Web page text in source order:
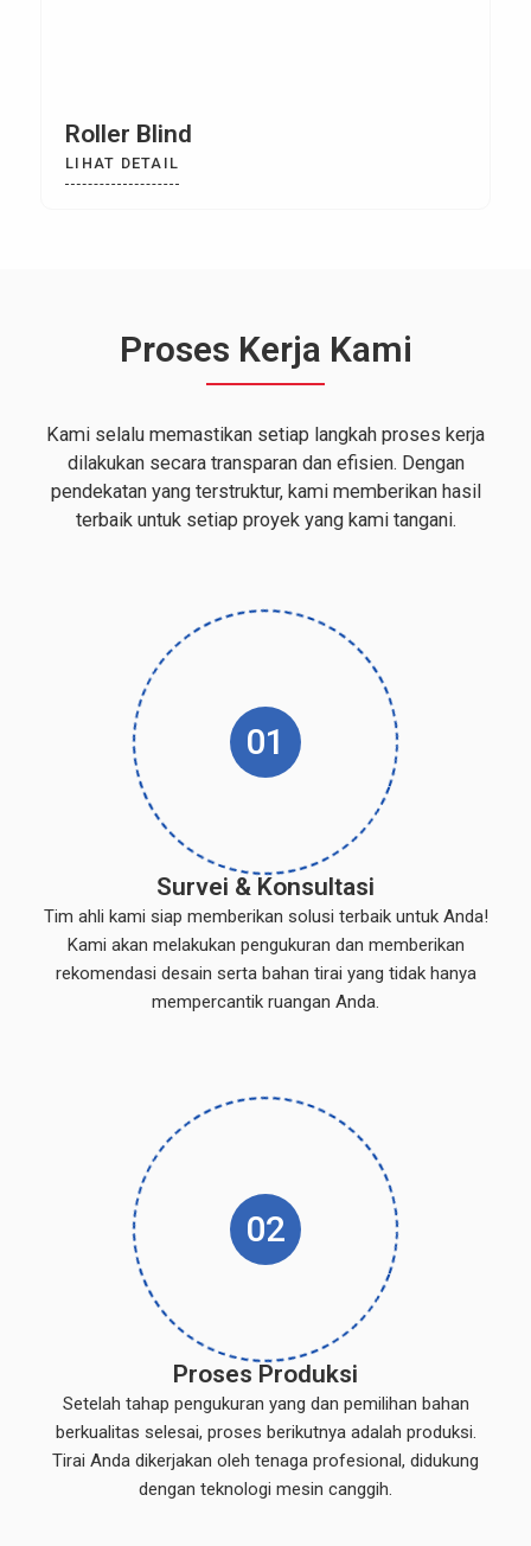
Roller Blind
LIHAT DETAIL
Proses Kerja Kami
Kami selalu memastikan setiap langkah proses kerja
dilakukan secara transparan dan efisien. Dengan
pendekatan yang terstruktur, kami memberikan hasil
terbaik untuk setiap proyek yang kami tangani.
01
Survei & Konsultasi
Tim ahli kami siap memberikan solusi terbaik untuk Anda!
Kami akan melakukan pengukuran dan memberikan
rekomendasi desain serta bahan tirai yang tidak hanya
mempercantik ruangan Anda.
02
Proses Produksi
Setelah tahap pengukuran yang dan pemilihan bahan
berkualitas selesai, proses berikutnya adalah produksi.
Tirai Anda dikerjakan oleh tenaga profesional, didukung
dengan teknologi mesin canggih.